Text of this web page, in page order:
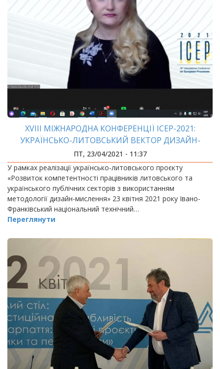
XVIII МІЖНАРОДНА КОНФЕРЕНЦІЇ ICEP-2021:
УКРАЇНСЬКО-ЛИТОВСЬКИЙ ВЕКТОР ДИЗАЙН-
МИСЛЕННЯ
ПТ, 23/04/2021 - 11:37
У рамках реалізації українсько-литовського проєкту
«Розвиток компетентності працівників литовського та
українського публічних секторів з використанням
методології дизайн-мислення» 23 квітня 2021 року Івано-
Франківський національний технічний…
Переглянути